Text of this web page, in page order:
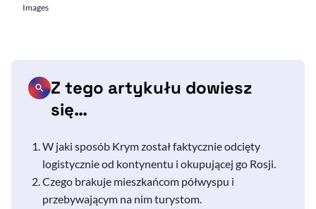
Images
Z tego artykułu dowiesz
się…
W jaki sposób Krym został faktycznie odcięty
logistycznie od kontynentu i okupującej go Rosji.
Czego brakuje mieszkańcom półwyspu i
przebywającym na nim turystom.